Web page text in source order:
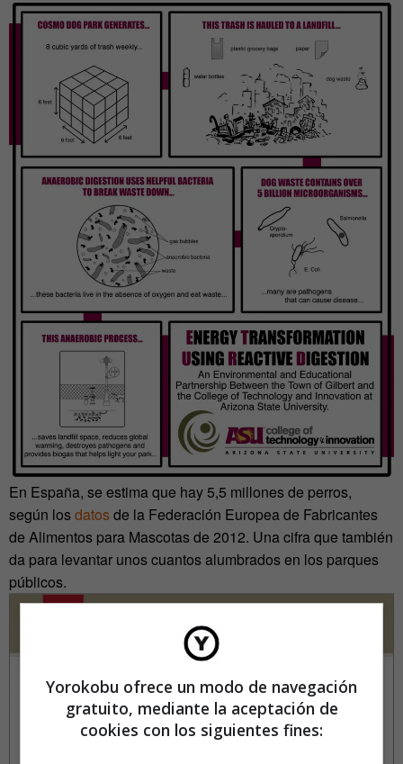
En España, se estima que hay 5,5 millones de perros,
según losdatosde la Federación Europea de Fabricantes
de Alimentos para Mascotas de 2012. Una cifra que también
da para levantar unos cuantos alumbrados en los parques
públicos.
Yorokobu ofrece un modo de navegación
gratuito, mediante la aceptación de
cookies con los siguientes fines: